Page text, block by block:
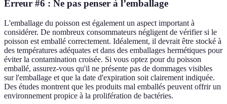
Erreur #6 : Ne pas penser à l’emballage
L'emballage du poisson est également un aspect important à
considérer. De nombreux consommateurs négligent de vérifier si le
poisson est emballé correctement. Idéalement, il devrait être stocké à
des températures adéquates et dans des emballages hermétiques pour
éviter la contamination croisée. Si vous optez pour du poisson
emballé, assurez-vous qu'il ne présente pas de dommages visibles
sur l'emballage et que la date d'expiration soit clairement indiquée.
Des études montrent que les produits mal emballés peuvent offrir un
environnement propice à la prolifération de bactéries.